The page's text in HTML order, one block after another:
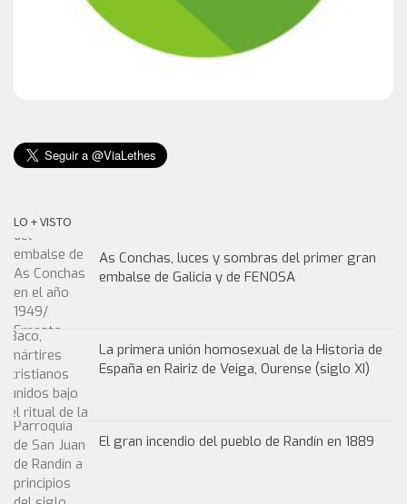
LO + VISTO
As Conchas, luces y sombras del primer gran
embalse de Galicia y de FENOSA
La primera unión homosexual de la Historia de
España en Rairiz de Veiga, Ourense (siglo XI)
El gran incendio del pueblo de Randín en 1889